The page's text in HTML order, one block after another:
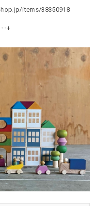
items/38350918